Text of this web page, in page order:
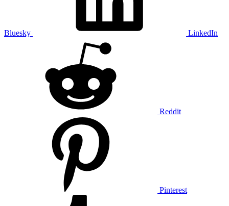
Bluesky LinkedIn
Reddit
Pinterest